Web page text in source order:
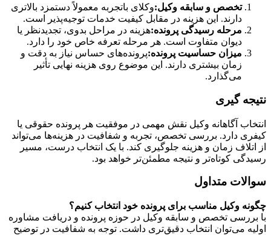
تخصص و سابقه وکیل:وکلای باتجربه معمولاً دستمزد بالاتری
دارند. این هزینه در مقابل کیفیت خدمات توجیه‌پذیر است.
مرحله رسیدگی پرونده:هزینه در مراحل بدوی، تجدیدنظر یا
دیوان متفاوت است. هر مرحله تعرفه خاص خود را دارد.
میزان حساسیت پرونده:پرونده‌های حساس نیاز به دقت و
زمان بیشتری دارند. این موضوع روی هزینه نهایی تأثیر
می‌گذارد.
نتیجه‌ گیری
انتخاب آگاهانه وکیل نقش مهمی در موفقیت هر پرونده حقوقی یا
کیفری دارد. بررسی تخصص، تجربه و شفافیت در هزینه‌ها می‌تواند
از اتلاف زمان و هزینه جلوگیری کند. با یک انتخاب درست، مسیر
رسیدگی کوتاه‌تر و نتیجه مطمئن‌تر خواهد بود.
سوالات متداول
چگونه وکیل مناسب برای پرونده خود انتخاب کنیم؟
با بررسی تخصص و سابقه وکیل در حوزه پرونده و دریافت مشاوره
اولیه می‌توان انتخاب دقیق‌تری داشت. توجه به شفافیت در توضیح